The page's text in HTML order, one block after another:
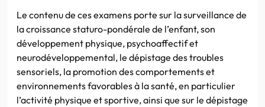
Le contenu de ces examens porte sur la surveillance de
la croissance staturo-pondérale de l’enfant, son
développement physique, psychoaffectif et
neurodéveloppemental, le dépistage des troubles
sensoriels, la promotion des comportements et
environnements favorables à la santé, en particulier
l’activité physique et sportive, ainsi que sur le dépistage